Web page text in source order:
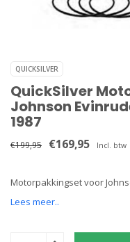
QUICKSILVER
QuickSilver
Johnson
1987
€199,95 €169,95 Incl. btw
Motorpakkingset voor
Lees meer..